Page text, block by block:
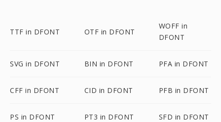
TTF in DFONT OTF in DFONT
WOFF in
DFONT
SVG in DFONT BIN in DFONT PFA in DFONT
CFF in DFONT CID in DFONT PFB in DFONT
PS in DFONT PT3 in DFONT SFD in DFONT